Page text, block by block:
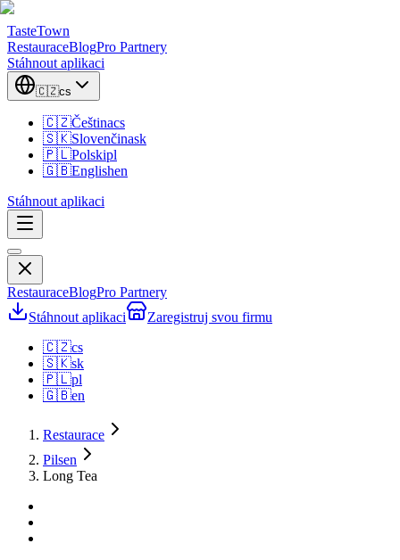
TasteTown
RestauraceBlogPro Partnery
Stáhnout aplikaci
🇨🇿cs
🇨🇿Češtinacs
🇸🇰Slovenčinask
🇵🇱Polskipl
🇬🇧Englishen
Stáhnout aplikaci
RestauraceBlogPro Partnery
Stáhnout aplikaci
Zaregistruj svou firmu
🇨🇿cs
🇸🇰sk
🇵🇱pl
🇬🇧en
Restaurace
Pilsen
Long Tea